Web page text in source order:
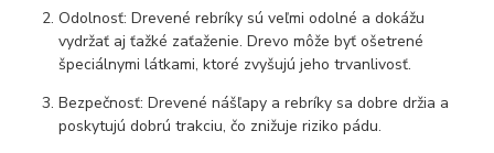
Odolnosť: Drevené rebríky sú veľmi odolné a dokážu
vydržať aj ťažké zaťaženie. Drevo môže byť ošetrené
špeciálnymi látkami, ktoré zvyšujú jeho trvanlivosť.
Bezpečnosť: Drevené nášľapy a rebríky sa dobre držia a
poskytujú dobrú trakciu, čo znižuje riziko pádu.